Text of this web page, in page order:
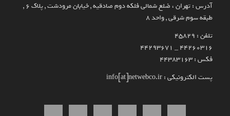
آدرس : تهران ، ضلع شمالی فلکه دوم صادقیه , خیابان مرودشت , پلاک ۶ ,
طبقه سوم شرقی , واحد ۸
تلفن : 45829
۴۴۲۶۰۳۱۶ _ 44293671
فکس : 44383163
پست الکترونیکی : info[at]netwebco.ir